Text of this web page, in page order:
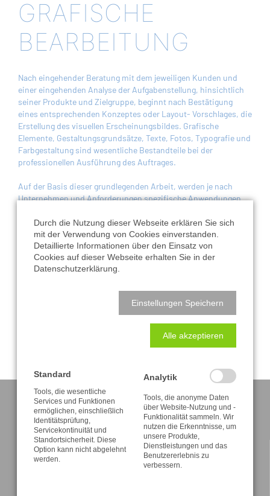
GRAFISCHE
BEARBEITUNG
Nach eingehender Beratung mit dem jeweiligen Kunden und
einer eingehenden Analyse der Aufgabenstellung, hinsichtlich
seiner Produkte und Zielgruppe, beginnt nach Bestätigung
eines entsprechenden Konzeptes oder Layout- Vorschlages, die
Erstellung des visuellen Erscheinungsbildes. Grafische
Elemente, Gestaltungsgrundsätze, Texte, Fotos, Typografie und
Farbgestaltung sind wesentliche Bestandteile bei der
professionellen Ausführung des Auftrages.
Auf der Basis dieser grundlegenden Arbeit, werden je nach
Unternehmen und Anforderungen spezifische Anwendungen
Werbedrucksachen, Sichtwerbung oder Internetpräsentationen
können zu jederzeit in höchster Qualität entsprechend
umgesetzt werden. Alle Daten werden bei uns gespeichert und
stehen zur weiteren Nutzung zur Verfügung.
KONTAKT
Durch die Nutzung dieser Webseite erklären Sie sich
mit der Verwendung von Cookies einverstanden.
Detaillierte Informationen über den Einsatz von
Cookies auf dieser Webseite erhalten Sie in der
Datenschutzerklärung.
Einstellungen Speichern
Alle akzeptieren
Standard
Tools, die wesentliche
Services und Funktionen
ermöglichen, einschließlich
Identitätsprüfung,
Servicekontinuität und
Standortsicherheit. Diese
Option kann nicht abgelehnt
werden.
Analytik
Tools, die anonyme Daten
über Website-Nutzung und -
Funktionalität sammeln. Wir
nutzen die Erkenntnisse, um
unsere Produkte,
Dienstleistungen und das
Benutzererlebnis zu
verbessern.